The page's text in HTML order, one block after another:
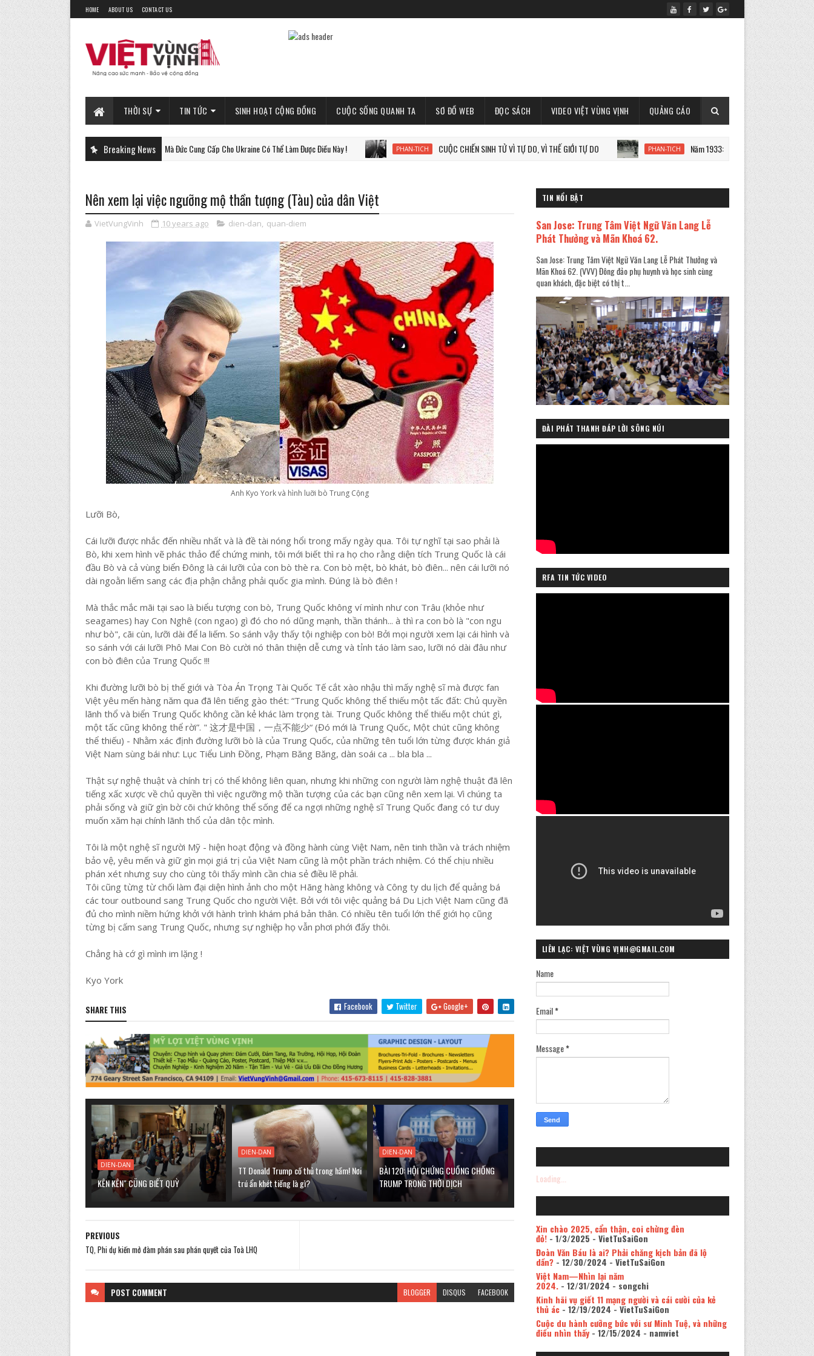
HOME ABOUT US CONTACT US
THỜI SỰ TIN TỨC SINH HOẠT CỘNG ĐỒNG CUỘC SỐNG QUANH TA SƠ ĐỒ WEB ĐỌC SÁCH VIDEO VIỆT VÙNG VỊNH QUẢNG CÁO
Breaking News
PHAN-TICH Xe Tăng Gepard Mà Đức Cung Cấp Cho Ukraine Có Thể Làm Được Điều Này ! PHAN-TICH CUỘC CHIẾN SINH TỬ VÌ TỰ DO, VÌ THẾ GIỚI TỰ DO PHAN-TICH Năm 1933: Staline tàn sát 7 triệu người Ukraine
Nên xem lại việc ngưỡng mộ thần tượng (Tàu) của dân Việt
VietVungVinh 10 years ago dien-dan, quan-diem
Anh Kyo York và hình luỡi bò Trung Cộng
Lưỡi Bò,
Cái lưỡi được nhắc đến nhiều nhất và là đề tài nóng hổi trong mấy ngày qua. Tôi tự nghĩ tại sao phải là
Bò, khi xem hình vẽ phác thảo để chứng minh, tôi mới biết thì ra họ cho rằng diện tích Trung Quốc là cái
đầu Bò và cả vùng biển Đông là cái lưỡi của con bò thè ra. Con bò mệt, bò khát, bò điên... nên cái lưỡi nó
dài ngoằn liếm sang các địa phận chẳng phải quốc gia mình. Đúng là bò điên !
Mà thắc mắc mãi tại sao là biểu tượng con bò, Trung Quốc không ví mình như con Trâu (khỏe như
seagames) hay Con Nghê (con ngao) gì đó cho nó dũng mạnh, thần thánh... à thì ra con bò là "con ngu
như bò", cãi cùn, lưỡi dài để la liếm. So sánh vậy thấy tội nghiệp con bò! Bởi mọi người xem lại cái hình và
so sánh với cái lưỡi Phô Mai Con Bò cười nó thân thiện dễ cưng và tỉnh táo làm sao, lưỡi nó dài đâu như
con bò điên của Trung Quốc !!!
Khi đường lưỡi bò bị thế giới và Tòa Án Trọng Tài Quốc Tế cắt xào nhậu thì mấy nghệ sĩ mà được fan
Việt yêu mến hàng năm qua đã lên tiếng gào thét: “Trung Quốc không thể thiếu một tấc đất: Chủ quyền
lãnh thổ và biển Trung Quốc không cần kẻ khác làm trọng tài. Trung Quốc không thể thiếu một chút gì,
một tấc cũng không thể rời”. " 这才是中国，一点不能少“ (Đó mới là Trung Quốc, Một chút cũng không
thể thiếu) - Nhằm xác định đường lưỡi bò là của Trung Quốc, của những tên tuổi lớn từng được khán giả
Việt Nam sùng bái như: Lục Tiểu Linh Đồng, Phạm Băng Băng, dàn soái ca ... bla bla ...
Thật sự nghệ thuật và chính trị có thể không liên quan, nhưng khi những con người làm nghệ thuật đã lên
tiếng xấc xược về chủ quyền thì việc ngưỡng mộ thần tượng của các bạn cũng nên xem lại. Vì chúng ta
phải sống và giữ gìn bờ cõi chứ không thể sống để ca ngợi những nghệ sĩ Trung Quốc đang có tư duy
muốn xăm hại chính lãnh thổ của dân tộc mình.
Tôi là một nghệ sĩ người Mỹ - hiện hoạt động và đồng hành cùng Việt Nam, nên tinh thần và trách nhiệm
bảo vệ, yêu mến và giữ gìn mọi giá trị của Việt Nam cũng là một phần trách nhiệm. Có thể chịu nhiều
phán xét nhưng suy cho cùng tôi thấy mình cần chia sẻ điều lẽ phải.
Tôi cũng từng từ chối làm đại diện hình ảnh cho một Hãng hàng không và Công ty du lịch để quảng bá
các tour outbound sang Trung Quốc cho người Việt. Bởi với tôi việc quảng bá Du Lịch Việt Nam cũng đã
đủ cho mình niềm hứng khởi với hành trình khám phá bản thân. Có nhiều tên tuổi lớn thế giới họ cũng
từng bị cấm sang Trung Quốc, nhưng sự nghiệp họ vẫn phơi phới đấy thôi.
Chẳng hà cớ gì mình im lặng !
Kyo York
SHARE THIS Facebook Twitter Google+
DIEN-DAN
KÊN KÊN" CŨNG BIẾT QUỲ
DIEN-DAN
TT Donald Trump cố thủ trong hầm! Nơi
trú ẩn khét tiếng là gì?
DIEN-DAN
BÀI 120: HỘI CHỨNG CUỒNG CHỐNG
TRUMP TRONG THỜI DỊCH
PREVIOUS
TQ, Phi dự kiến mở đàm phán sau phán quyết của Toà LHQ
POST COMMENT BLOGGER DISQUS FACEBOOK
TIN NỔI BẬT
San Jose: Trung Tâm Việt Ngữ Văn Lang Lễ
Phát Thưởng và Mãn Khoá 62.
San Jose: Trung Tâm Việt Ngữ Văn Lang Lễ Phát Thưởng và
Mãn Khoá 62. (VVV) Đông đảo phụ huynh và học sinh cùng
quan khách, đặc biệt có thị t...
ĐÀI PHÁT THANH ĐÁP LỜI SÔNG NÚI
RFA TIN TỨC VIDEO
LIÊN LẠC: VIỆT VÙNG VỊNH@GMAIL.COM
Name
Email*
Message*
Loading...
Xin chào 2025, cẩn thận, coi chừng đèn
đỏ!- 1/3/2025 - VietTuSaiGon
Đoàn Văn Báu là ai? Phải chăng kịch bản đã lộ
dần?- 12/30/2024 - VietTuSaiGon
Việt Nam—Nhìn lại năm
2024.- 12/31/2024 - songchi
Kinh hãi vụ giết 11 mạng người và cái cười của kẻ
thủ ác- 12/19/2024 - VietTuSaiGon
Cuộc du hành cưỡng bức với sư Minh Tuệ, và những
điều nhìn thấy- 12/15/2024 - namviet